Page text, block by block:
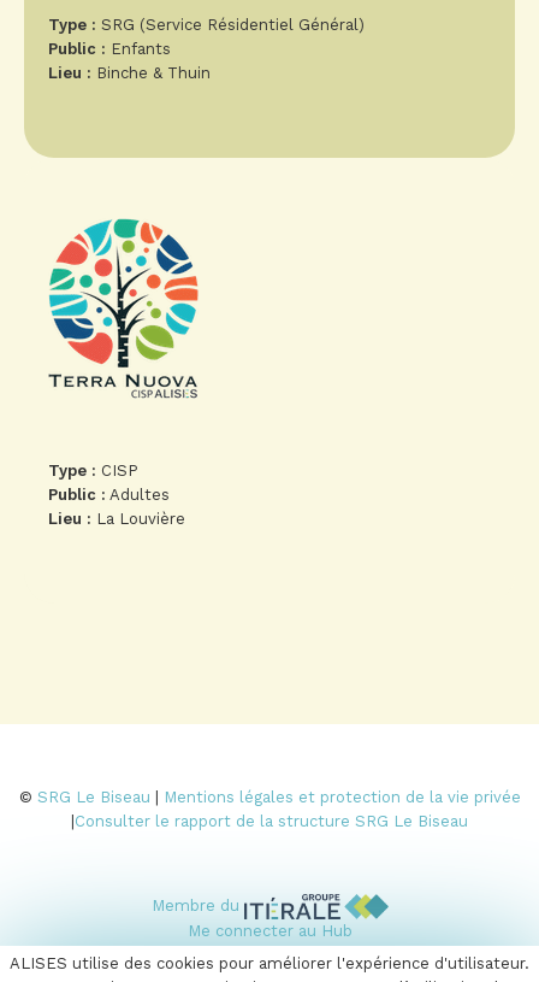
Type : SRG (Service Résidentiel Général)
Public : Enfants
Lieu : Binche & Thuin
Type : CISP
Public : Adultes
Lieu : La Louvière
© SRG Le Biseau
Mentions légales et protection de la vie privée
Consulter le rapport de la structure SRG Le Biseau
Membre du
Me connecter au Hub
ALISES utilise des cookies pour améliorer l'expérience d'utilisateur.